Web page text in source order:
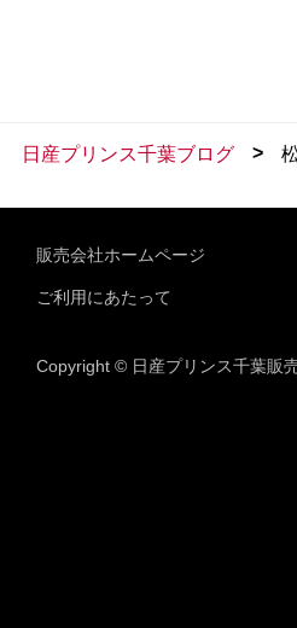
日産プリンス千葉ブログ >
販売会社ホームページ
ご利用にあたって
Copyright © 日産プリンス千葉販